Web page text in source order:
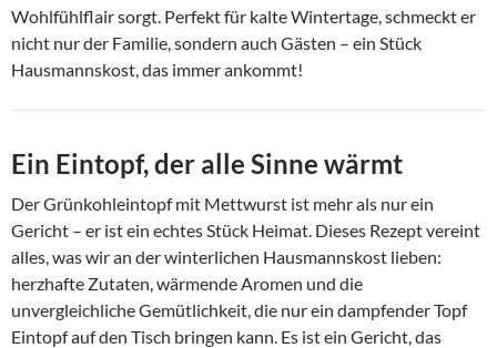
Wohlfühlflair sorgt. Perfekt für kalte Wintertage, schmeckt er
nicht nur der Familie, sondern auch Gästen – ein Stück
Hausmannskost, das immer ankommt!
Ein Eintopf, der alle Sinne wärmt
Der Grünkohleintopf mit Mettwurst ist mehr als nur ein
Gericht – er ist ein echtes Stück Heimat. Dieses Rezept vereint
alles, was wir an der winterlichen Hausmannskost lieben:
herzhafte Zutaten, wärmende Aromen und die
unvergleichliche Gemütlichkeit, die nur ein dampfender Topf
Eintopf auf den Tisch bringen kann. Es ist ein Gericht, das